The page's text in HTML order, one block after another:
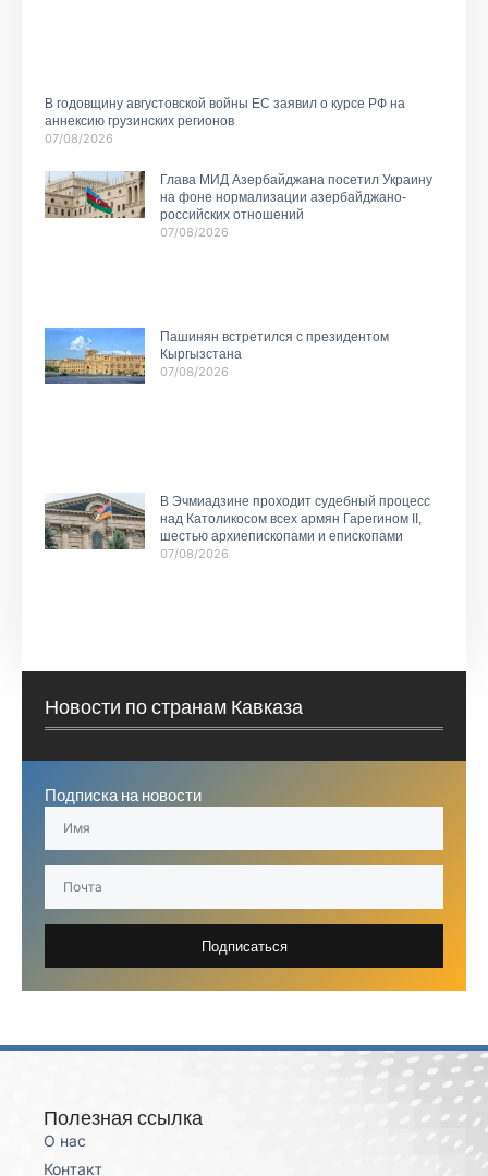
В годовщину августовской войны ЕС заявил о курсе РФ на
аннексию грузинских регионов
07/08/2026
Глава МИД Азербайджана посетил Украину
на фоне нормализации азербайджано-
российских отношений
07/08/2026
Пашинян встретился с президентом
Кыргызстана
07/08/2026
В Эчмиадзине проходит судебный процесс
над Католикосом всех армян Гарегином II,
шестью архиепископами и епископами
07/08/2026
Новости по странам Кавказа
Подписка на новости
Подписаться
Полезная ссылка
О нас
Контакт